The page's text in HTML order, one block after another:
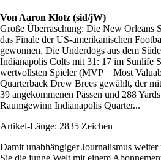
Von Aaron Klotz (sid/jW)
Große Überraschung: Die New Orleans
das Finale der US-amerikanischen
gewonnen. Die Underdogs aus dem
Indianapolis Colts mit 31: 17 im Sunlife
wertvollsten Spieler (MVP = Most
Quarterback Drew Brees gewählt, der
39 angekommenen Pässen und 288
Raumgewinn Indianapolis Quarter...
Artikel-Länge: 2835 Zeichen
Damit unabhängiger Journalismus
Sie die junge Welt mit einem